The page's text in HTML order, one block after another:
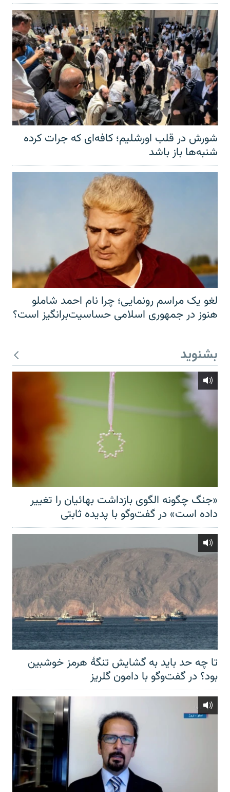
شورش در قلب اورشلیم؛ کافه‌ای که جرات کرده
شنبه‌ها باز باشد
لغو یک مراسم رونمایی؛ چرا نام احمد شاملو
هنوز در جمهوری اسلامی حساسیت‌برانگیز است؟
بشنوید
«جنگ چگونه الگوی بازداشت بهائیان را تغییر
داده است» در گفت‌وگو با پدیده ثابتی
تا چه حد باید به گشایش تنگهٔ هرمز خوشبین
بود؟ در گفت‌وگو با دامون گلریز